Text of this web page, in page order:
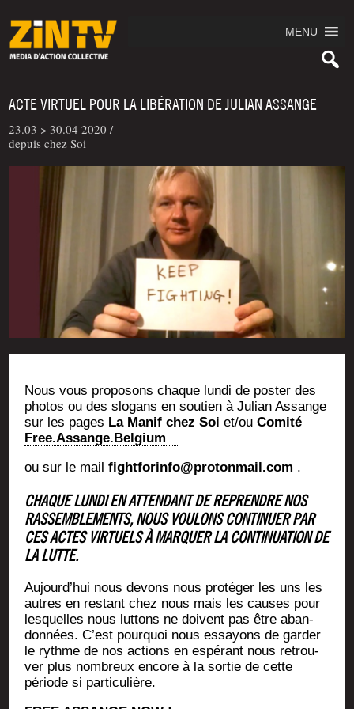
MENU
ACTE VIRTUEL POUR LA LIBÉRATION DE JULIAN ASSANGE
23.03 > 30.04 2020 /
depuis chez Soi
Nous vous pro­po­sons chaque lun­di de pos­ter des
pho­tos ou des slo­gans en sou­tien à Julian Assange
sur les pages La Manif chez Soi et/ouComi­té
Free.Assange.Belgium
ou sur le mailfightforinfo@protonmail.com .
CHAQUE LUNDI EN ATTENDANT DE REPRENDRE NOS
RASSEMBLEMENTS, NOUS VOULONS CONTINUER PAR
CES ACTES VIRTUELS À MARQUER LA CONTINUATION DE
LA LUTTE.
Aujourd’­hui nous devons nous pro­té­ger les uns les
autres en res­tant chez nous mais les causes pour
les­quelles nous lut­tons ne doivent pas être aban­
don­nées. C’est pour­quoi nous essayons de gar­der
le rythme de nos actions en espé­rant nous retrou­
ver plus nom­breux encore à la sor­tie de cette
période si particulière.